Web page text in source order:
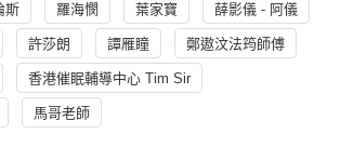
斯 羅海憫 葉家寶 薛影儀 - 阿儀
許莎朗 譚雁瞳 鄭遨汶法筠師傅
香港催眠輔導中心 Tim Sir
馬哥老師